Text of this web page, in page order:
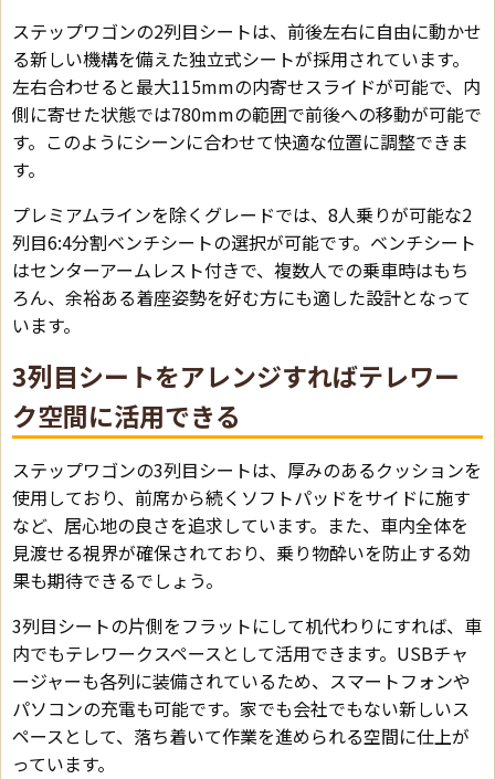
ステップワゴンの2列目シートは、前後左右に自由に動かせ
る新しい機構を備えた独立式シートが採用されています。
左右合わせると最大115mmの内寄せスライドが可能で、内
側に寄せた状態では780mmの範囲で前後への移動が可能で
す。このようにシーンに合わせて快適な位置に調整できま
す。
プレミアムラインを除くグレードでは、8人乗りが可能な2
列目6:4分割ベンチシートの選択が可能です。ベンチシート
はセンターアームレスト付きで、複数人での乗車時はもち
ろん、余裕ある着座姿勢を好む方にも適した設計となって
います。
3列目シートをアレンジすればテレワー
ク空間に活用できる
ステップワゴンの3列目シートは、厚みのあるクッションを
使用しており、前席から続くソフトパッドをサイドに施す
など、居心地の良さを追求しています。また、車内全体を
見渡せる視界が確保されており、乗り物酔いを防止する効
果も期待できるでしょう。
3列目シートの片側をフラットにして机代わりにすれば、車
内でもテレワークスペースとして活用できます。USBチャ
ージャーも各列に装備されているため、スマートフォンや
パソコンの充電も可能です。家でも会社でもない新しいス
ペースとして、落ち着いて作業を進められる空間に仕上が
っています。